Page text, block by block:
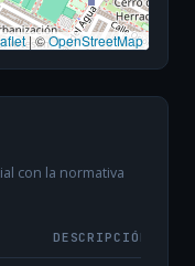
|©OpenStreetMap
con la normativa
DESCRIPCIÓN